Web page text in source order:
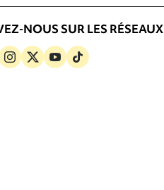
NOUS SUR LES RÉSEAUX